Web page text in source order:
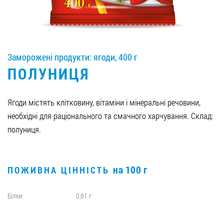
ЗАМОВИТИ ПРОДУКЦІЮ «РУДЬ»:
СТАТИ ПАРТНЕРОМ
0412 48 28 17
0412 42 29 23
Заморожені продукти: ягоди, 400 г
ПОЛУНИЦЯ
Ягоди містять клітковину, вітаміни і мінеральні речовини,
необхідні для раціонального та смачного харчування. Склад:
полуниця.
ПОЖИВНА ЦІННІСТЬ на 100 г
Білки
0,61 г